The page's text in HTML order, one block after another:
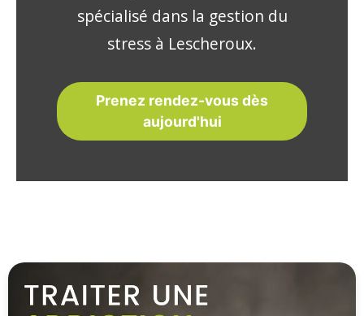
spécialisé dans la gestion du
stress à Lescheroux.
Prenez rendez-vous dès
aujourd'hui